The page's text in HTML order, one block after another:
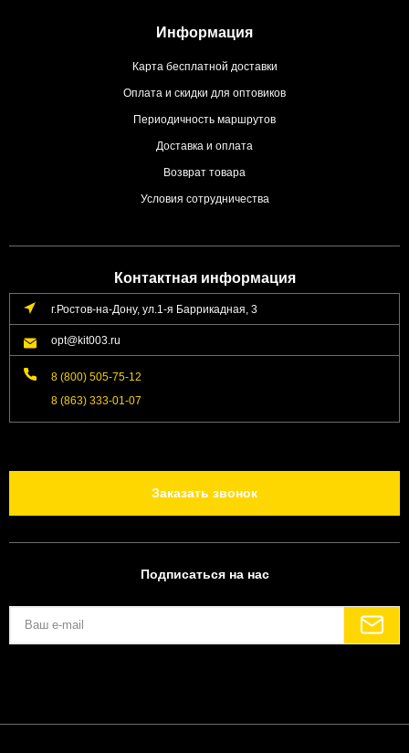
Информация
Карта бесплатной доставки
Оплата и скидки для оптовиков
Периодичность маршрутов
Доставка и оплата
Возврат товара
Условия сотрудничества
Контактная информация
г.Ростов-на-Дону, ул.1-я Баррикадная, 3
opt@kit003.ru
8 (800) 505-75-12
8 (863) 333-01-07
Заказать звонок
Подписаться на нас